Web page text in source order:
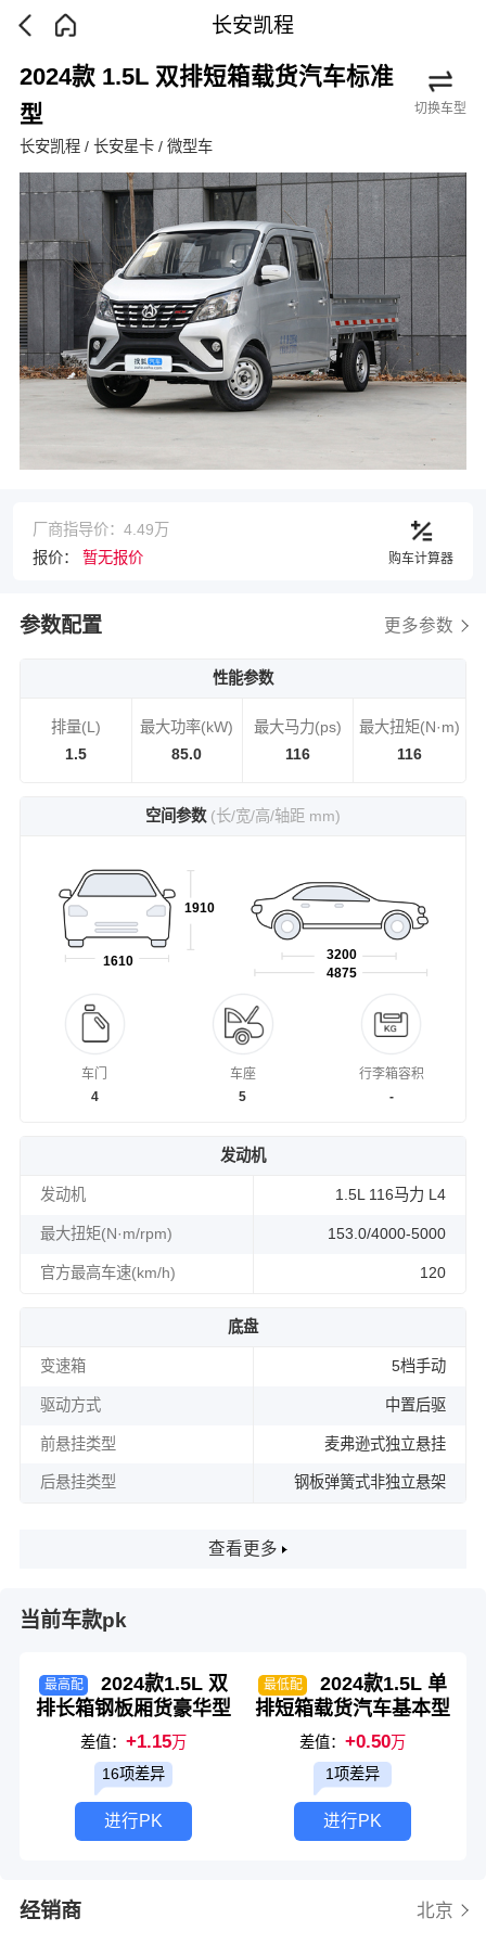
长安凯程
2024款 1.5L 双排短箱载货汽车标准
型
长安凯程 / 长安星卡 / 微型车
切换车型
厂商指导价：4.49万
报价： 暂无报价 购车计算器
参数配置 更多参数
性能参数
排量(L)
1.5
最大功率(kW)
85.0
最大马力(ps)
116
最大扭矩(N·m)
116
空间参数 (长/宽/高/轴距 mm)
1610
1910
4875
3200
车门
4
车座
5
行李箱容积
-
发动机
发动机 1.5L 116马力 L4
最大扭矩(N·m/rpm) 153.0/4000-5000
官方最高车速(km/h) 120
底盘
变速箱 5档手动
驱动方式 中置后驱
前悬挂类型 麦弗逊式独立悬挂
后悬挂类型 钢板弹簧式非独立悬架
查看更多
当前车款pk
最高配
2024款1.5L 双
排长箱钢板厢货豪华型
差值：+1.15万
16项差异
进行PK
最低配
2024款1.5L 单
排短箱载货汽车基本型
差值： +0.50万
1项差异
进行PK
经销商 北京